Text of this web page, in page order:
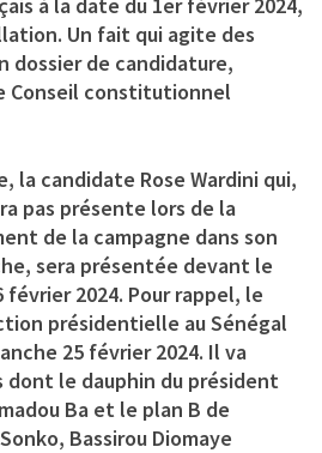
Un fait qui agite des
dossier de candidature,
Conseil constitutionnel
la candidate Rose Wardini qui,
pas présente lors de la
de la campagne dans son
sera présentée devant le
février 2024. Pour rappel, le
présidentielle au Sénégal
25 février 2024. Il va
dont le dauphin du président
Ba et le plan B de
Bassirou Diomaye